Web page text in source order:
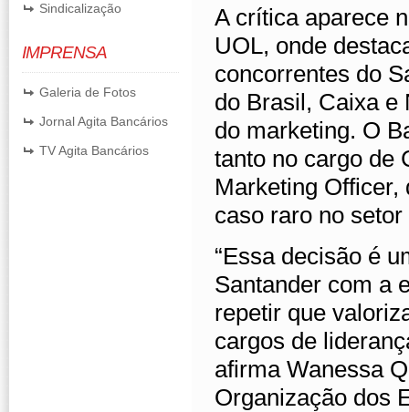
Sindicalização
IMPRENSA
Galeria de Fotos
Jornal Agita Bancários
TV Agita Bancários
A crítica aparece
UOL, onde
concorrentes do
do Brasil, Caixa
do marketing. O
tanto no cargo de
Marketing
caso raro no
“Essa decisão é
Santander com a
repetir que
cargos de
afirma Wanessa
Organização dos